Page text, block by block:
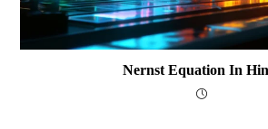
Nernst Equation In